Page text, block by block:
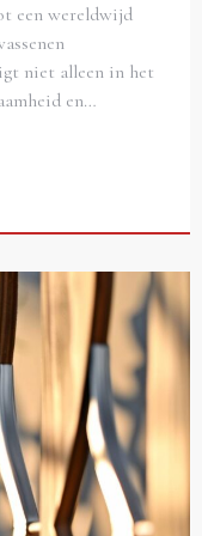
een wereldwijd
niet alleen in het
en…